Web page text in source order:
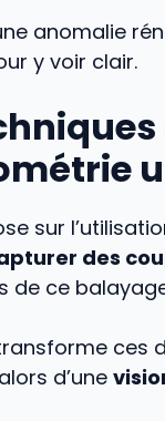
anomalie
y voir clair.
sur
des
de ce
ces
d’une